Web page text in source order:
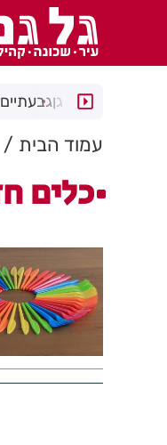
רמת גןגבעתיים
עמוד הבית
כלים